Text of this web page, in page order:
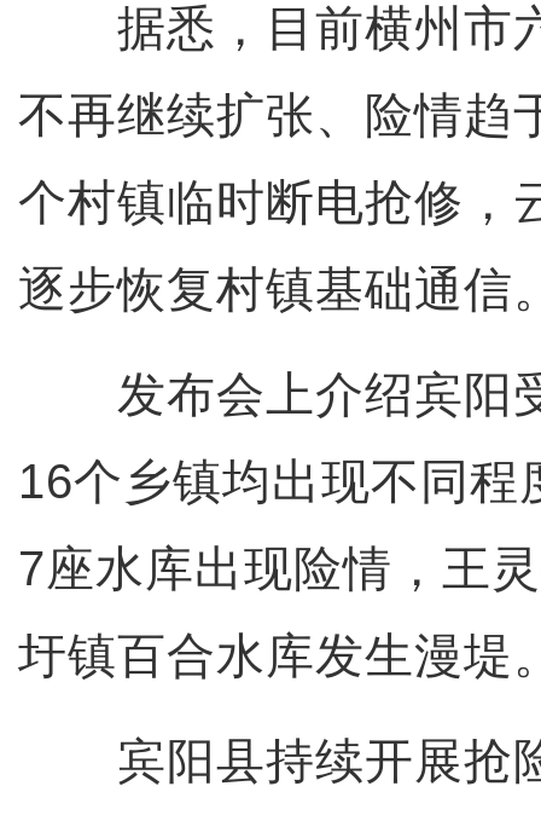
据悉，目前横州市
不再继续扩张、险情趋
个村镇临时断电抢修，
逐步恢复村镇基础通信
发布会上介绍宾阳
16个乡镇均出现不同程
7座水库出现险情，王
圩镇百合水库发生漫堤
宾阳县持续开展抢